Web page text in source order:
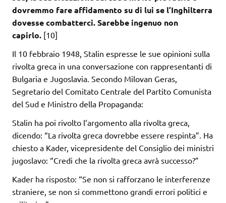
dovremmo fare affidamento su di lui se l’Inghilterra
dovesse combatterci. Sarebbe ingenuo non
capirlo. [10]
Il 10 febbraio 1948, Stalin espresse le sue opinioni sulla
rivolta greca in una conversazione con rappresentanti di
Bulgaria e Jugoslavia. Secondo Milovan Geras,
Segretario del Comitato Centrale del Partito Comunista
del Sud e Ministro della Propaganda:
Stalin ha poi rivolto l’argomento alla rivolta greca,
dicendo: “La rivolta greca dovrebbe essere respinta”. Ha
chiesto a Kader, vicepresidente del Consiglio dei ministri
jugoslavo: “Credi che la rivolta greca avrà successo?”
Kader ha risposto: “Se non si rafforzano le interferenze
straniere, se non si commettono grandi errori politici e